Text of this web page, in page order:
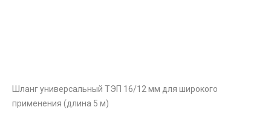
Шланг универсальный ТЭП 16/12 мм для широкого
применения (длина 5 м)